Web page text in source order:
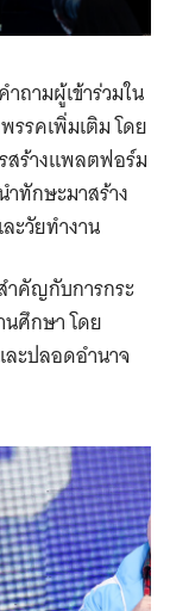
ถามผู้เข้าร่วมใน
รรคเพิ่มเติม โดย
สร้างแพลตฟอร์ม
ทักษะมาสร้าง
ะวัยทำงาน
ำคัญกับการกระ
ศึกษา โดย
ะปลอดอำนาจ